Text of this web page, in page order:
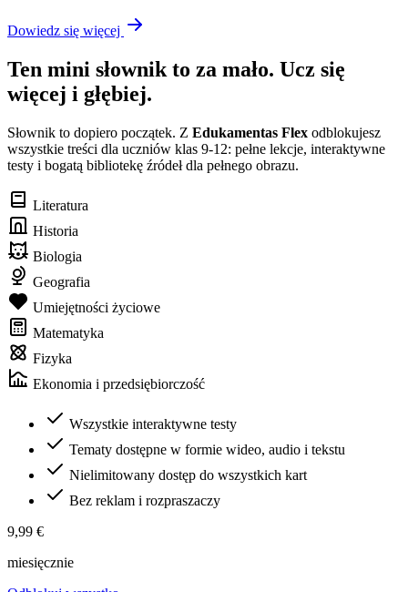
Dowiedz się więcej
Ten mini słownik to za mało. Ucz się
więcej i głębiej.
Słownik to dopiero początek. Z Edukamentas Flex odblokujesz
wszystkie treści dla uczniów klas 9-12: pełne lekcje, interaktywne
testy i bogatą bibliotekę źródeł dla pełnego obrazu.
Literatura
Historia
Biologia
Geografia
Umiejętności życiowe
Matematyka
Fizyka
Ekonomia i przedsiębiorczość
Wszystkie interaktywne testy
Tematy dostępne w formie wideo, audio i tekstu
Nielimitowany dostęp do wszystkich kart
Bez reklam i rozpraszaczy
9,99 €
miesięcznie